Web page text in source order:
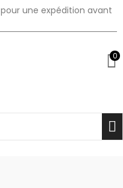
pour une expédition avant
0